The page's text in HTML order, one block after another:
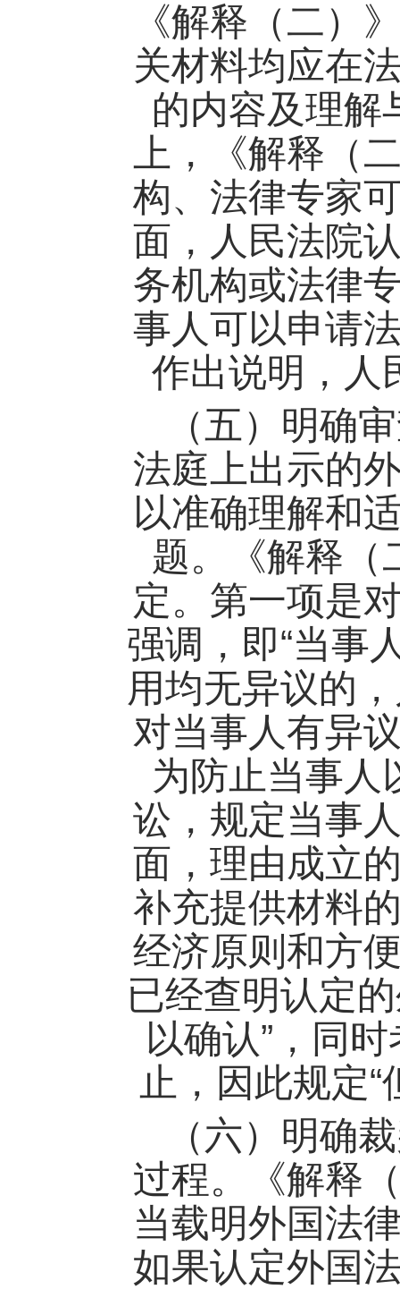
《解释（二）
关材料均应在
的内容及理解
上，《解释（
构、法律专家
面，人民法院
务机构或法律
事人可以申请
作出说明，人
（五）明确
法庭上出示的
以准确理解和
题。《解释（
定。第一项是
强调，即“当事
用均无异议的
对当事人有异
为防止当事人
讼，规定当事
面，理由成立
补充提供材料
经济原则和方
已经查明认定
以确认” ，同
止，因此规定“
（六）明确
过程。《解释
当载明外国法
如果认定外国